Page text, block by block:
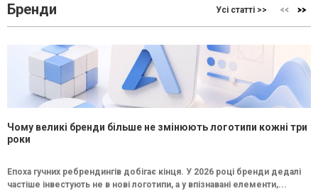
Бренди Усі статті >>
Чому великі бренди більше не змінюють логотипи кожні три
роки
Епоха гучних ребрендингів добігає кінця. У 2026 році бренди дедалі
частіше інвестують не в нові логотипи, а у впізнавані елементи,...